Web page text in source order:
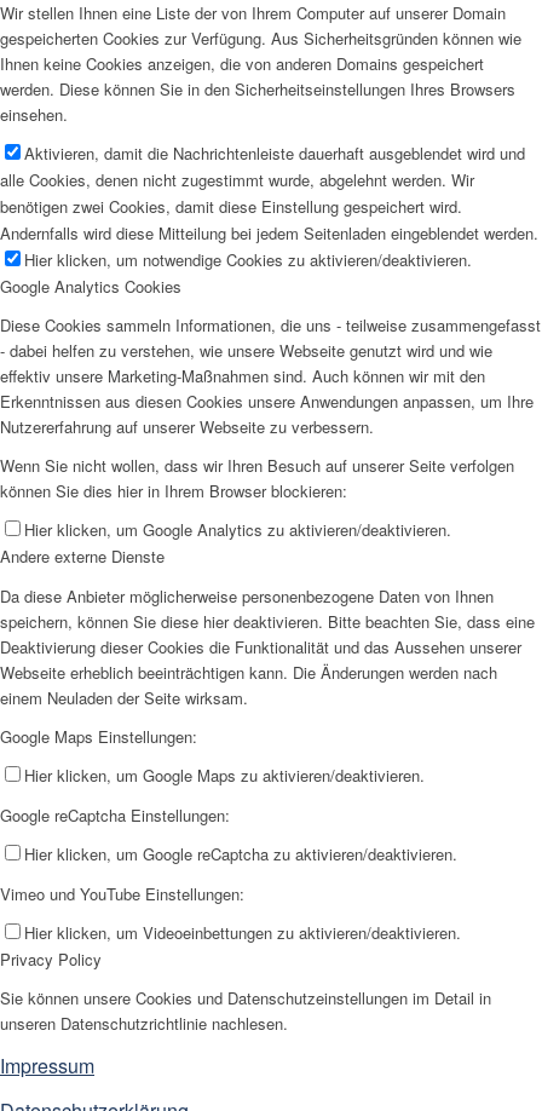
Wir stellen Ihnen eine Liste der von Ihrem Computer auf unserer Domain
gespeicherten Cookies zur Verfügung. Aus Sicherheitsgründen können wie
Ihnen keine Cookies anzeigen, die von anderen Domains gespeichert
werden. Diese können Sie in den Sicherheitseinstellungen Ihres Browsers
einsehen.
Aktivieren, damit die Nachrichtenleiste dauerhaft ausgeblendet wird und
alle Cookies, denen nicht zugestimmt wurde, abgelehnt werden. Wir
benötigen zwei Cookies, damit diese Einstellung gespeichert wird.
Andernfalls wird diese Mitteilung bei jedem Seitenladen eingeblendet werden.
Hier klicken, um notwendige Cookies zu aktivieren/deaktivieren.
Google Analytics Cookies
Diese Cookies sammeln Informationen, die uns - teilweise zusammengefasst
- dabei helfen zu verstehen, wie unsere Webseite genutzt wird und wie
effektiv unsere Marketing-Maßnahmen sind. Auch können wir mit den
Erkenntnissen aus diesen Cookies unsere Anwendungen anpassen, um Ihre
Nutzererfahrung auf unserer Webseite zu verbessern.
Wenn Sie nicht wollen, dass wir Ihren Besuch auf unserer Seite verfolgen
können Sie dies hier in Ihrem Browser blockieren:
Hier klicken, um Google Analytics zu aktivieren/deaktivieren.
Andere externe Dienste
Da diese Anbieter möglicherweise personenbezogene Daten von Ihnen
speichern, können Sie diese hier deaktivieren. Bitte beachten Sie, dass eine
Deaktivierung dieser Cookies die Funktionalität und das Aussehen unserer
Webseite erheblich beeinträchtigen kann. Die Änderungen werden nach
einem Neuladen der Seite wirksam.
Google Maps Einstellungen:
Hier klicken, um Google Maps zu aktivieren/deaktivieren.
Google reCaptcha Einstellungen:
Hier klicken, um Google reCaptcha zu aktivieren/deaktivieren.
Vimeo und YouTube Einstellungen:
Hier klicken, um Videoeinbettungen zu aktivieren/deaktivieren.
Privacy Policy
Sie können unsere Cookies und Datenschutzeinstellungen im Detail in
unseren Datenschutzrichtlinie nachlesen.
Impressum